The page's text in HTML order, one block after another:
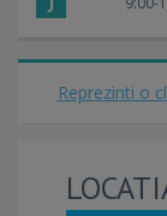
Reprezinti o